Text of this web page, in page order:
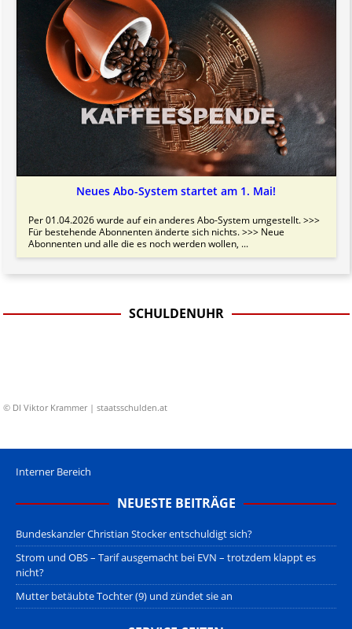
Neues Abo-System startet am 1. Mai!
Per 01.04.2026 wurde auf ein anderes Abo-System umgestellt. >>>
Für bestehende Abonnenten änderte sich nichts. >>> Neue
Abonnenten und alle die es noch werden wollen, ...
SCHULDENUHR
© DI Viktor Krammer | staatsschulden.at
Interner Bereich
NEUESTE BEITRÄGE
Bundeskanzler Christian Stocker entschuldigt sich?
Strom und OBS – Tarif ausgemacht bei EVN – trotzdem klappt es
nicht?
Mutter betäubte Tochter (9) und zündet sie an